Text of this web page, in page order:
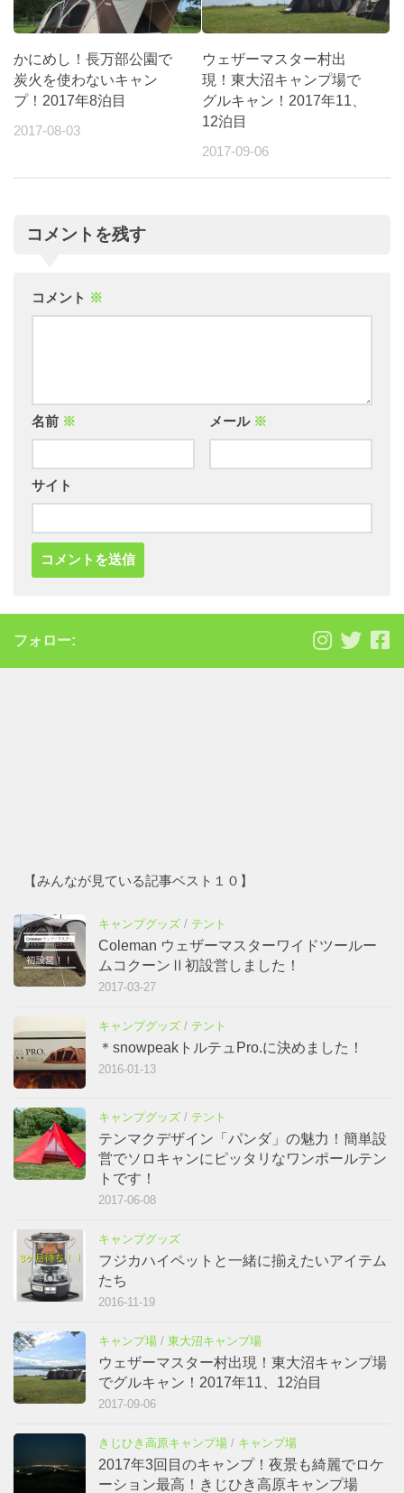
かにめし！長万部公園で
炭火を使わないキャン
プ！2017年8泊目
2017-08-03
ウェザーマスター村出
現！東大沼キャンプ場で
グルキャン！2017年11、
12泊目
2017-09-06
コメントを残す
コメント ※
名前 ※ メール ※
サイト
フォロー:
【みんなが見ている記事ベスト１０】
キャンプグッズ / テント
Coleman ウェザーマスターワイドツールー
ムコクーンⅡ初設営しました！
2017-03-27
キャンプグッズ / テント
＊snowpeakトルテュPro.に決めました！
2016-01-13
キャンプグッズ / テント
テンマクデザイン「パンダ」の魅力！簡単設
営でソロキャンにピッタリなワンポールテン
トです！
2017-06-08
キャンプグッズ
フジカハイペットと一緒に揃えたいアイテム
たち
2016-11-19
キャンプ場 / 東大沼キャンプ場
ウェザーマスター村出現！東大沼キャンプ場
でグルキャン！2017年11、12泊目
2017-09-06
きじひき高原キャンプ場 / キャンプ場
2017年3回目のキャンプ！夜景も綺麗でロケ
ーション最高！きじひき高原キャンプ場